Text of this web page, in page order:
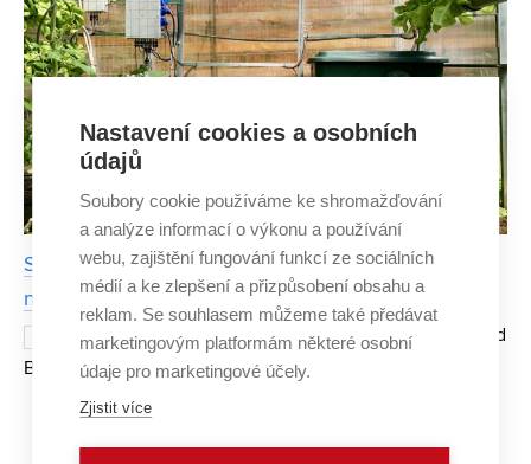
Sensorie chce udělat z pěstování zeleniny doma
normu. Nabízí chytrá řešení pro celoroční sklizeň
21. ČERVENCE 2023
Klasické skleníky u domů mění David
Bažout z FIT VUT na chytré. Inspirován příběhem svého
tatínka se rozhodl vytvořit systém, který domácí pěstování
Strana 1/6 1 2 3 4 ... 6 »
Nastavení cookies a osobních
údajů
Soubory cookie používáme ke shromažďování
a analýze informací o výkonu a používání
webu, zajištění fungování funkcí ze sociálních
médií a ke zlepšení a přizpůsobení obsahu a
reklam. Se souhlasem můžeme také předávat
marketingovým platformám některé osobní
údaje pro marketingové účely.
Zjistit více